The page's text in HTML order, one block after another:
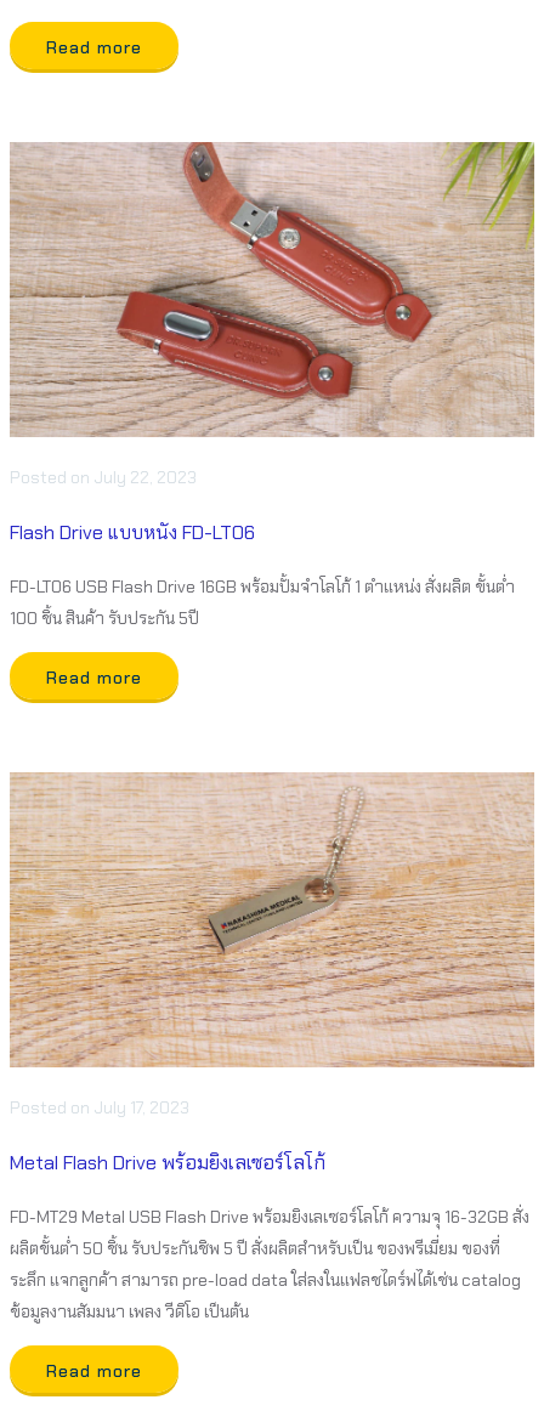
Read more
Posted on July 22, 2023
Flash Drive แบบหนัง FD-LT06
FD-LT06 USB Flash Drive 16GB พร้อมปั้มจำโลโก้ 1 ตำแหน่ง สั่งผลิต ขั้นต่ำ
100 ชิ้น สินค้า รับประกัน 5ปี
Read more
Posted on July 17, 2023
Metal Flash Drive พร้อมยิงเลเซอร์โลโก้
FD-MT29 Metal USB Flash Drive พร้อมยิงเลเซอร์โลโก้ ความจุ 16-32GB สั่ง
ผลิตขั้นต่ำ 50 ชิ้น รับประกันชิพ 5 ปี สั่งผลิตสำหรับเป็น ของพรีเมี่ยม ของที่
ระลึก แจกลูกค้า สามารถ pre-load data ใส่ลงในแฟลชไดร์ฟได้เช่น catalog
ข้อมูลงานสัมมนา เพลง วีดิโอ เป็นต้น
Read more